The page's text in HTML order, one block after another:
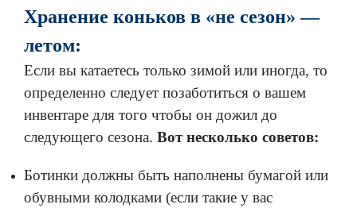
Хранение коньков в «не сезон» —
летом:
Если вы катаетесь только зимой или иногда, то
определенно следует позаботиться о вашем
инвентаре для того чтобы он дожил до
следующего сезона. Вот несколько советов:
Ботинки должны быть наполнены бумагой или
обувными колодками (если такие у вас